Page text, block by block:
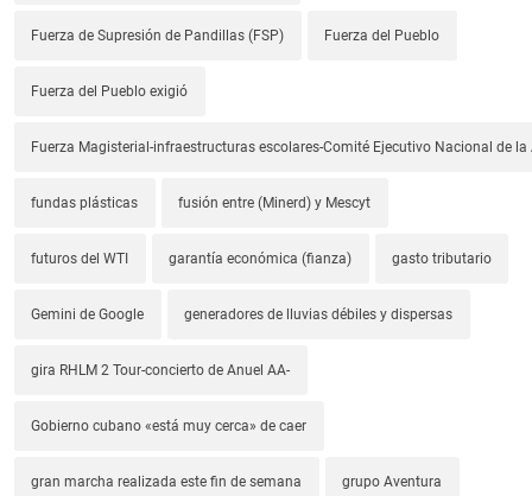
Fuerza de Supresión de Pandillas (FSP) Fuerza del Pueblo
Fuerza del Pueblo exigió
Fuerza Magisterial-infraestructuras escolares-Comité Ejecutivo Nacional de la
fundas plásticas fusión entre (Minerd) y Mescyt
futuros del WTI garantía económica (fianza) gasto tributario
Gemini de Google generadores de lluvias débiles y dispersas
gira RHLM 2 Tour-concierto de Anuel AA-
Gobierno cubano «está muy cerca» de caer
gran marcha realizada este fin de semana grupo Aventura